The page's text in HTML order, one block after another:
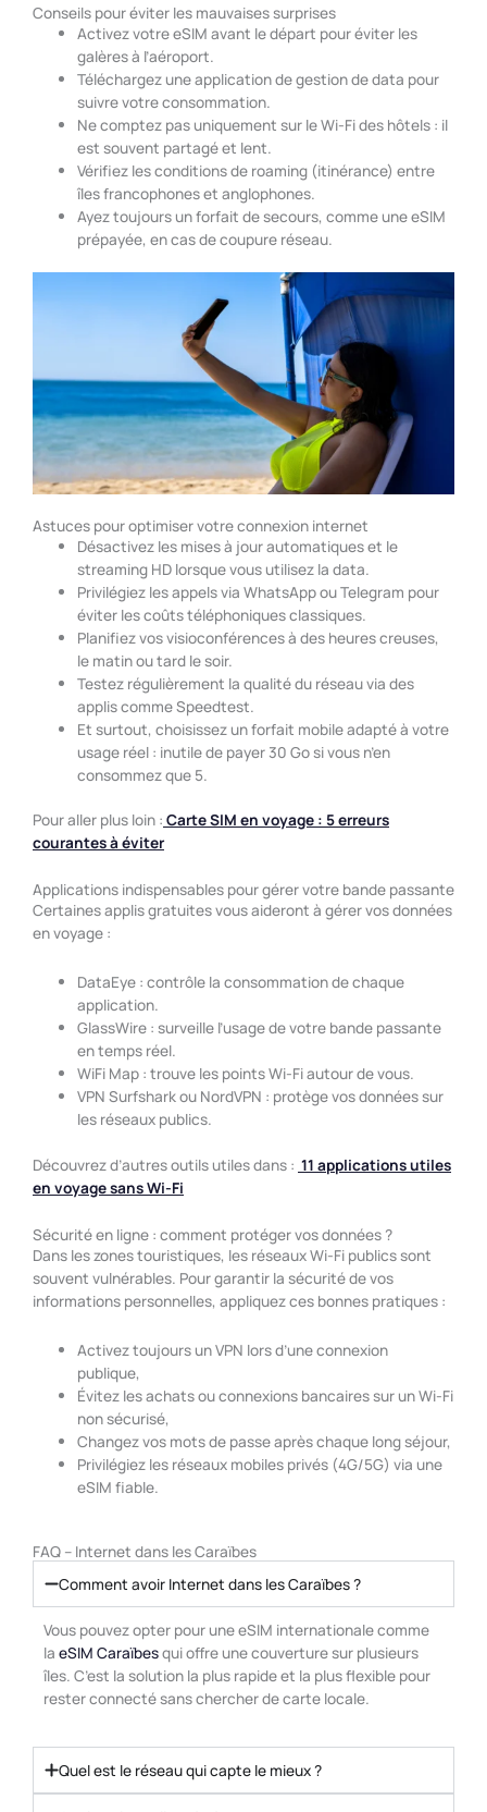
Conseils pour éviter les mauvaises surprises
Activez votre eSIM avant le départ pour éviter les
galères à l’aéroport.
Téléchargez une application de gestion de data pour
suivre votre consommation.
Ne comptez pas uniquement sur le Wi-Fi des hôtels : il
est souvent partagé et lent.
Vérifiez les conditions de roaming (itinérance) entre
îles francophones et anglophones.
Ayez toujours un forfait de secours, comme une eSIM
prépayée, en cas de coupure réseau.
Astuces pour optimiser votre connexion internet
Désactivez les mises à jour automatiques et le
streaming HD lorsque vous utilisez la data.
Privilégiez les appels via WhatsApp ou Telegram pour
éviter les coûts téléphoniques classiques.
Planifiez vos visioconférences à des heures creuses,
le matin ou tard le soir.
Testez régulièrement la qualité du réseau via des
applis comme Speedtest.
Et surtout, choisissez un forfait mobile adapté à votre
usage réel : inutile de payer 30 Go si vous n’en
consommez que 5.
Pour aller plus loin : Carte SIM en voyage : 5 erreurs
courantes à éviter
Applications indispensables pour gérer votre bande passante
Certaines applis gratuites vous aideront à gérer vos données
en voyage :
DataEye : contrôle la consommation de chaque
application.
GlassWire : surveille l’usage de votre bande passante
en temps réel.
WiFi Map : trouve les points Wi-Fi autour de vous.
VPN Surfshark ou NordVPN : protège vos données sur
les réseaux publics.
Découvrez d’autres outils utiles dans : 11 applications utiles
en voyage sans Wi-Fi
Sécurité en ligne : comment protéger vos données ?
Dans les zones touristiques, les réseaux Wi-Fi publics sont
souvent vulnérables. Pour garantir la sécurité de vos
informations personnelles, appliquez ces bonnes pratiques :
Activez toujours un VPN lors d’une connexion
publique,
Évitez les achats ou connexions bancaires sur un Wi-Fi
non sécurisé,
Changez vos mots de passe après chaque long séjour,
Privilégiez les réseaux mobiles privés (4G/5G) via une
eSIM fiable.
FAQ – Internet dans les Caraïbes
Comment avoir Internet dans les Caraïbes ?
Vous pouvez opter pour une eSIM internationale comme
la eSIM Caraïbesqui offre une couverture sur plusieurs
îles. C’est la solution la plus rapide et la plus flexible pour
rester connecté sans chercher de carte locale.
Quel est le réseau qui capte le mieux ?